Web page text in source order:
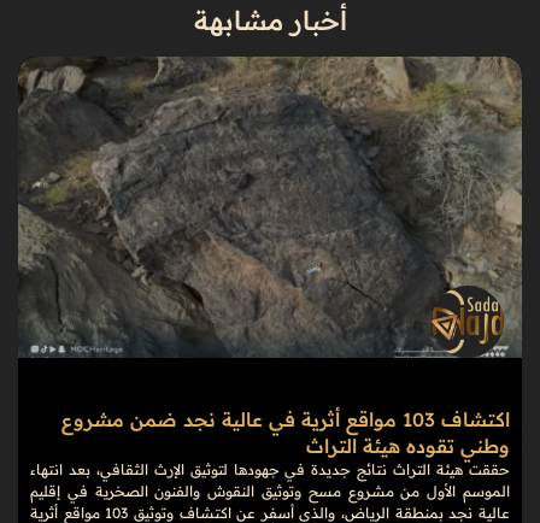
أخبار مشابهة
اكتشاف 103 مواقع أثرية في عالية نجد ضمن مشروع
وطني تقوده هيئة التراث
حققت هيئة التراث نتائج جديدة في جهودها لتوثيق الإرث الثقافي، بعد انتهاء
الموسم الأول من مشروع مسح وتوثيق النقوش والفنون الصخرية في إقليم
عالية نجد بمنطقة الرياض، والذي أسفر عن اكتشاف وتوثيق 103 مواقع أثرية